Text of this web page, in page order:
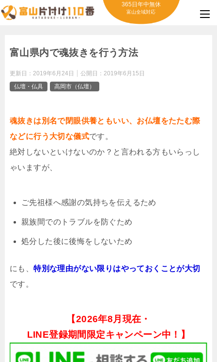
365日年中無休
富山全域対応
富山県内で魂抜きを行う方法
更新日： 2019年6月24日 公開日： 2019年6月15日
仏壇・仏具
高岡市（仏壇）
魂抜きは別名で閉眼供養ともいい、お仏壇をたたむ際
などに行う大切な儀式です。
絶対しないといけないのか？と言われる方もいらっし
ゃいますが、
ご先祖様へ感謝の気持ちを伝えるため
親族間でのトラブルを防ぐため
処分した後に後悔をしないため
にも、特別な理由がない限りはやっておくことが大切
です。
【2026年8月現在・
LINE登録期間限定キャンペーン中！】